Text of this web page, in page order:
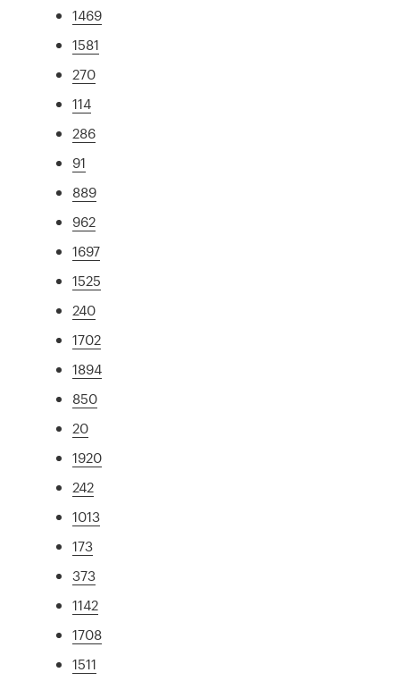
1469
1581
270
114
286
91
889
962
1697
1525
240
1702
1894
850
20
1920
242
1013
173
373
1142
1708
1511